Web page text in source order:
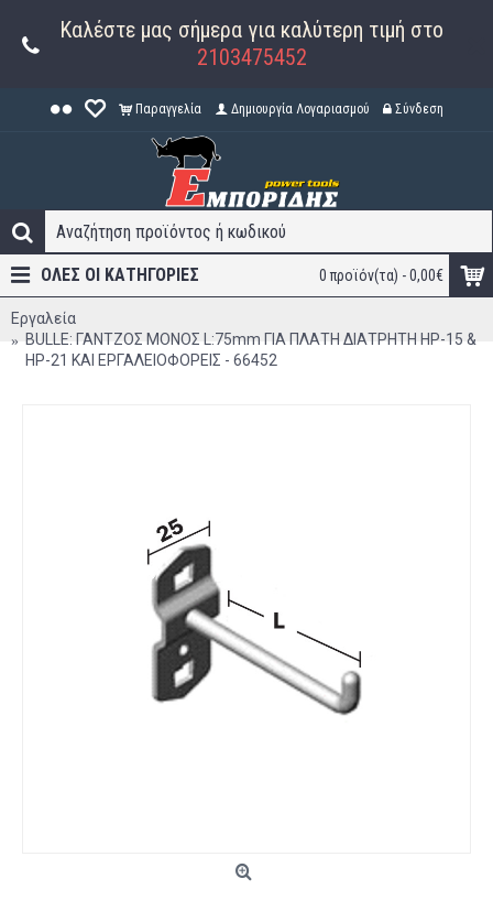
Καλέστε μας σήμερα για καλύτερη τιμή στο
2103475452
Παραγγελία Δημιουργία Λογαριασμού Σύνδεση
0 προϊόν(τα) - 0,00€
ΟΛΕΣ ΟΙ ΚΑΤΗΓΟΡΊΕΣ
Εργαλεία
BULLE: ΓΑΝΤΖΟΣ ΜΟΝΟΣ L:75mm ΓΙΑ ΠΛΑΤΗ ΔΙΑΤΡΗΤΗ HP-15 &
HP-21 ΚΑΙ ΕΡΓΑΛΕΙΟΦΟΡΕΙΣ - 66452